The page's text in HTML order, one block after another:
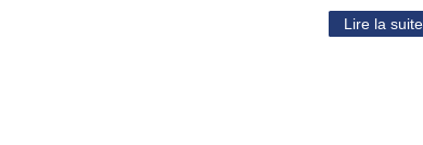
Lire la suite